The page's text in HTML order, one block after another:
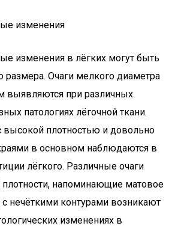
изменения
изменения в лёгких могут быть
размера. Очаги мелкого диаметра
выявляются при различных
патологиях лёгочной ткани.
высокой плотностью и довольно
в основном наблюдаются в
лёгкого. Различные очаги
плотности, напоминающие матовое
с нечёткими контурами возникают
изменениях в